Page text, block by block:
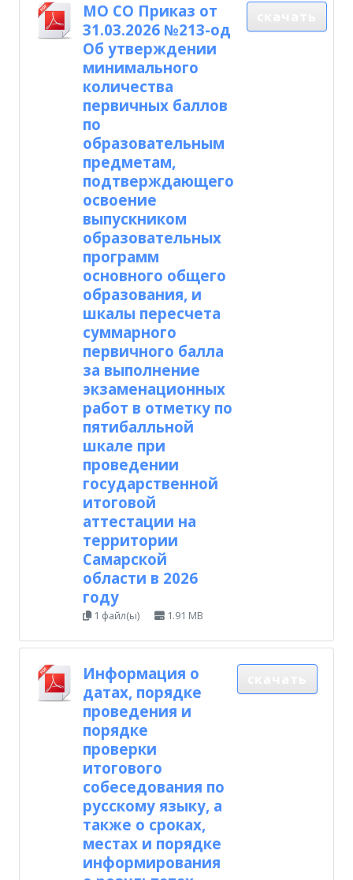
МО СО Приказ от
31.03.2026 №213-од
Об утверждении
минимального
количества
первичных баллов
по
образовательным
предметам,
подтверждающего
освоение
выпускником
образовательных
программ
основного общего
образования, и
шкалы пересчета
суммарного
первичного балла
за выполнение
экзаменационных
работ в отметку по
пятибалльной
шкале при
проведении
государственной
итоговой
аттестации на
территории
Самарской
области в 2026
году
1 файл(ы) 1.91 MB
Информация о
датах, порядке
проведения и
порядке
проверки
итогового
собеседования по
русскому языку, а
также о сроках,
местах и порядке
информирования